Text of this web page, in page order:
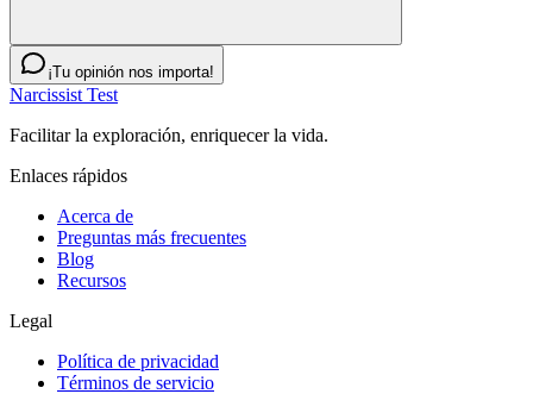
¡Tu opinión nos importa!
Narcissist Test
Facilitar la exploración, enriquecer la vida.
Enlaces rápidos
Acerca de
Preguntas más frecuentes
Blog
Recursos
Legal
Política de privacidad
Términos de servicio